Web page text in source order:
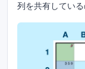
列を共有している